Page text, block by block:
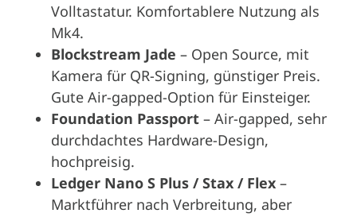
Volltastatur. Komfortablere Nutzung als
Mk4.
Blockstream Jade – Open Source, mit
Kamera für QR-Signing, günstiger Preis.
Gute Air-gapped-Option für Einsteiger.
Foundation Passport – Air-gapped, sehr
durchdachtes Hardware-Design,
hochpreisig.
Ledger Nano S Plus / Stax / Flex –
Marktführer nach Verbreitung, aber